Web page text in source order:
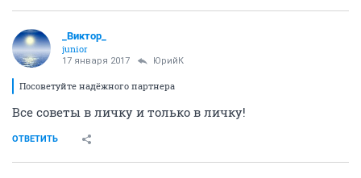
_Виктор_
juniоr
17 января 2017 ЮрийК
Посоветуйте надёжного партнера
Все советы в личку и только в личку!
ОТВЕТИТЬ